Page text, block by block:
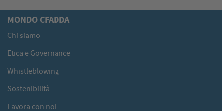
MONDO CFADDA
Chi siamo
Etica e Governance
Whistleblowing
Sostenibilità
Lavora con noi